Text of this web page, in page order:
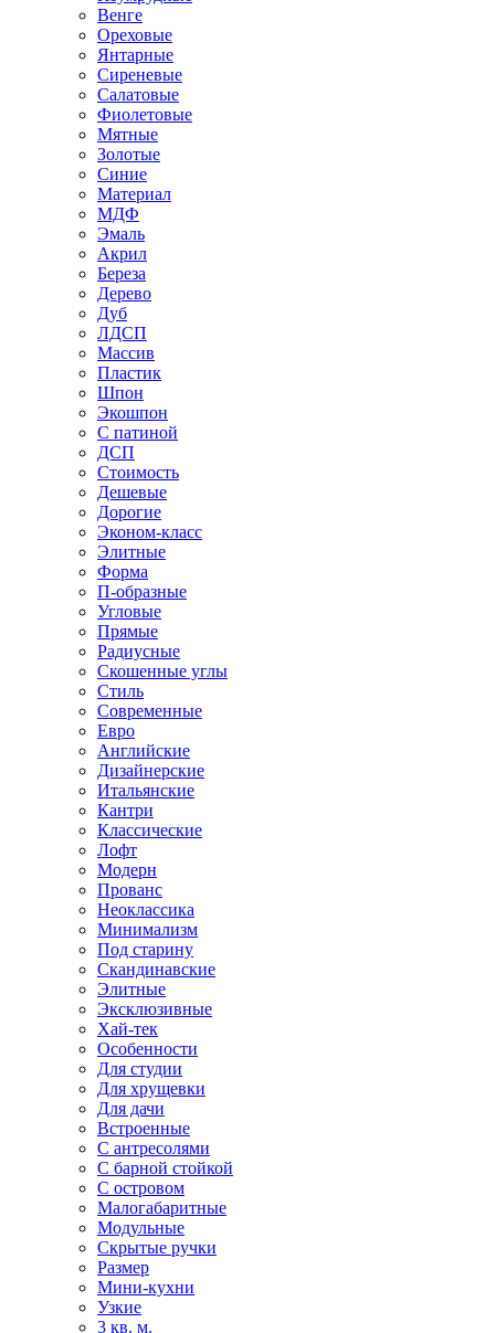
Венге
Ореховые
Янтарные
Сиреневые
Салатовые
Фиолетовые
Мятные
Золотые
Синие
Материал
МДФ
Эмаль
Акрил
Береза
Дерево
Дуб
ЛДСП
Массив
Пластик
Шпон
Экошпон
С патиной
ДСП
Стоимость
Дешевые
Дорогие
Эконом-класс
Элитные
Форма
П-образные
Угловые
Прямые
Радиусные
Скошенные углы
Стиль
Современные
Евро
Английские
Дизайнерские
Итальянские
Кантри
Классические
Лофт
Модерн
Прованс
Неоклассика
Минимализм
Под старину
Скандинавские
Элитные
Эксклюзивные
Хай-тек
Особенности
Для студии
Для хрущевки
Для дачи
Встроенные
С антресолями
С барной стойкой
С островом
Малогабаритные
Модульные
Скрытые ручки
Размер
Мини-кухни
Узкие
3 кв. м.